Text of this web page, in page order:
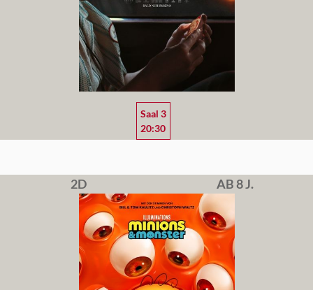
Saal 3
20:30
2D AB 8 J.